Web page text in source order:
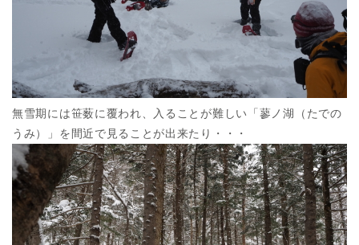
無雪期には笹薮に覆われ、入ることが難しい「蓼ノ湖（たでの
うみ）」を間近で見ることが出来たり・・・